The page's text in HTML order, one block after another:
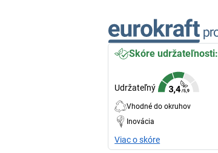
Skóre udržateľnosti:
Udržateľný
Vhodné do okruhov
Inovácia
Viac o skóre